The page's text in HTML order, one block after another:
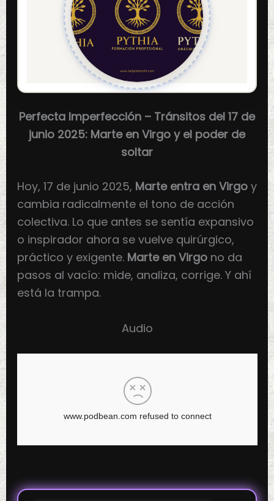
Perfecta Imperfección – Tránsitos del 17 de
junio 2025: Marte en Virgo y el poder de
soltar
Hoy, 17 de junio 2025, Marte entra en Virgoy
cambia radicalmente el tono de acción
colectiva. Lo que antes se sentía expansivo
o inspirador ahora se vuelve quirúrgico,
práctico y exigente. Marte en Virgono da
pasos al vacío: mide, analiza, corrige. Y ahí
está la trampa.
Audio